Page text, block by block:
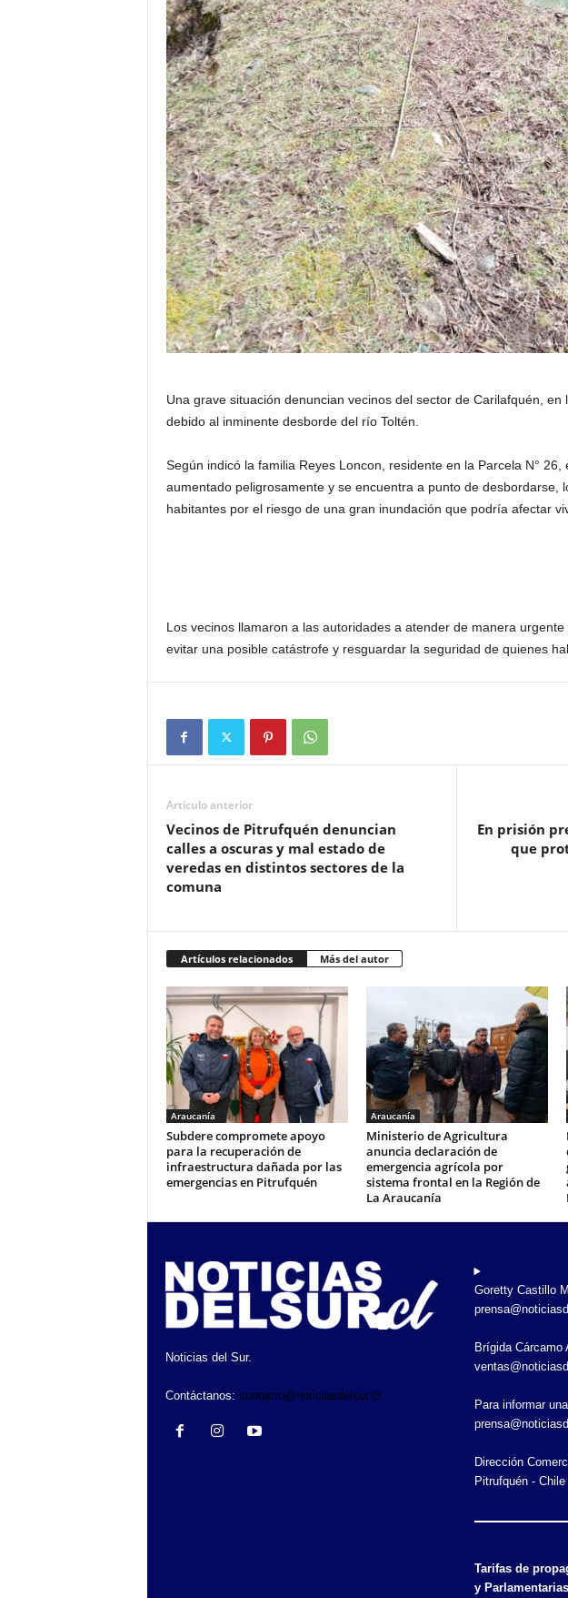
Una grave situación denuncian vecinos del sector de Carilafquén, en
debido al inminente desborde del río Toltén.
Según indicó la familia Reyes Loncon, residente en la Parcela N° 26,
aumentado peligrosamente y se encuentra a punto de desbordarse,
habitantes por el riesgo de una gran inundación que podría afectar
Los vecinos llamaron a las autoridades a atender de manera
evitar una posible catástrofe y resguardar la seguridad de quienes
Artículo anterior
Vecinos de Pitrufquén denuncian
calles a oscuras y mal estado de
veredas en distintos sectores de la
comuna
En prisión
que
Artículos relacionados Más del autor
Araucanía
Subdere compromete apoyo
para la recuperación de
infraestructura dañada por las
emergencias en Pitrufquén
Araucanía
Ministerio de Agricultura
anuncia declaración de
emergencia agrícola por
sistema frontal en la Región de
La Araucanía
Noticias del Sur.
Contáctanos: contacto@noticiasdelsur.cl
Goretty Castillo
Brígida Cárcamo
Para informar
Dirección
Pitrufquén - Chile
Tarifas de
y